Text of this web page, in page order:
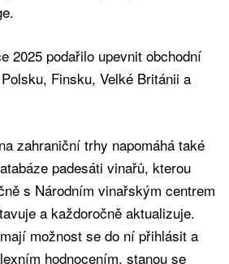
2025 podařilo upevnit obchodní
Finsku, Velké Británii a
zahraniční trhy napomáhá také
padesáti vinařů, kterou
s Národním vinařským centrem
a každoročně aktualizuje.
možnost se do ní přihlásit a
hodnocením, stanou se